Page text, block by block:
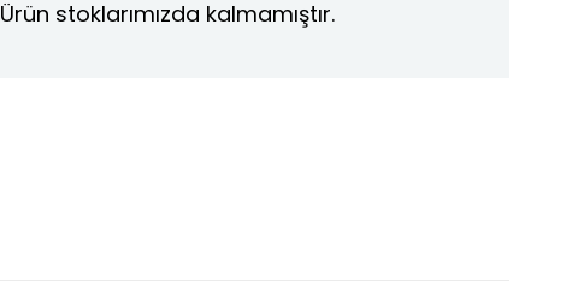
Ürün stoklarımızda kalmamıştır.